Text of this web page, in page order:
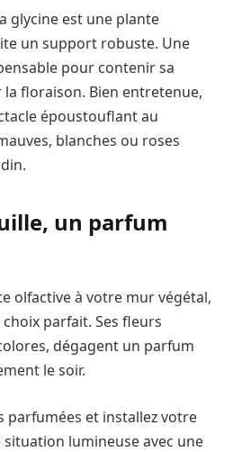
glycine est une plante
un support robuste. Une
pour contenir sa
floraison. Bien entretenue,
époustouflant au
blanches ou roses
un parfum
olfactive à votre mur végétal,
parfait. Ses fleurs
dégagent un parfum
le soir.
parfumées et installez votre
lumineuse avec une